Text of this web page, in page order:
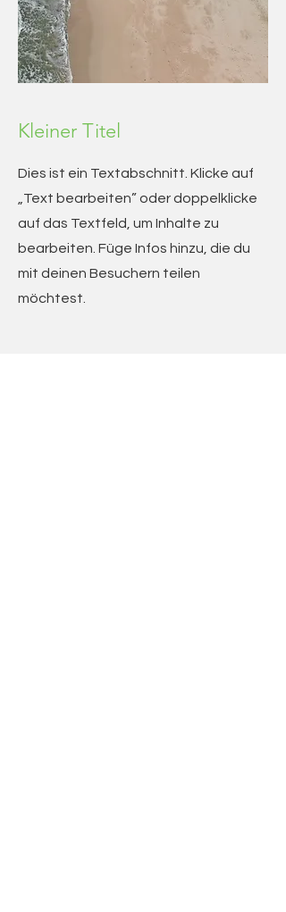
Kleiner Titel
Dies ist ein Textabschnitt. Klicke auf
„Text bearbeiten” oder doppelklicke
auf das Textfeld, um Inhalte zu
bearbeiten. Füge Infos hinzu, die du
mit deinen Besuchern teilen
möchtest.